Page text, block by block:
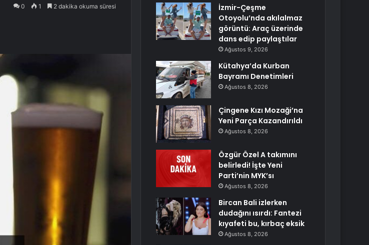
0 1 2 dakika okuma süresi
İzmir-Çeşme
Otoyolu’nda akılalmaz
görüntü: Araç üzerinde
dans edip paylaştılar
Ağustos 9, 2026
Kütahya’da Kurban
Bayramı Denetimleri
Ağustos 8, 2026
Çingene Kızı Mozaği’na
Yeni Parça Kazandırıldı
Ağustos 8, 2026
Özgür Özel A takımını
belirledi! İşte Yeni
Parti’nin MYK’sı
Ağustos 8, 2026
Bircan Bali izlerken
dudağını ısırdı: Fantezi
kıyafeti bu, kırbaç eksik
Ağustos 8, 2026